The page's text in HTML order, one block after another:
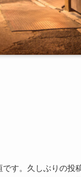
す。久しぶりの投